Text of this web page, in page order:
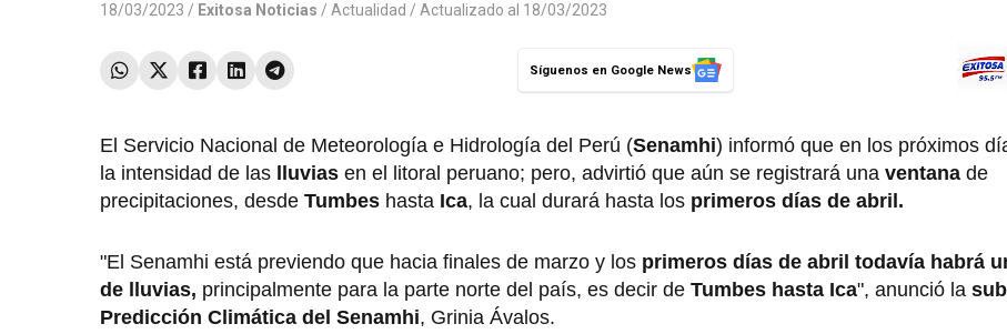
18/03/2023 / Exitosa Noticias / Actualidad / Actualizado al 18/03/2023
Síguenos en Google News
El Servicio Nacional de Meteorología e Hidrología del Perú (Senamhi) informó que en los próximos
la intensidad de las
lluvias en el litoral peruano; pero, advirtió que aún se registrará una ventana de
precipitaciones, desde Tumbes hasta Ica, la cual durará hasta los primeros días de abril.
"El Senamhi está previendo que hacia finales de marzo y los primeros días de abril todavía habrá
de lluvias, principalmente para la parte norte del país, es decir de Tumbes hasta Ica", anunció la
Predicción Climática del Senamhi, Grinia Ávalos.